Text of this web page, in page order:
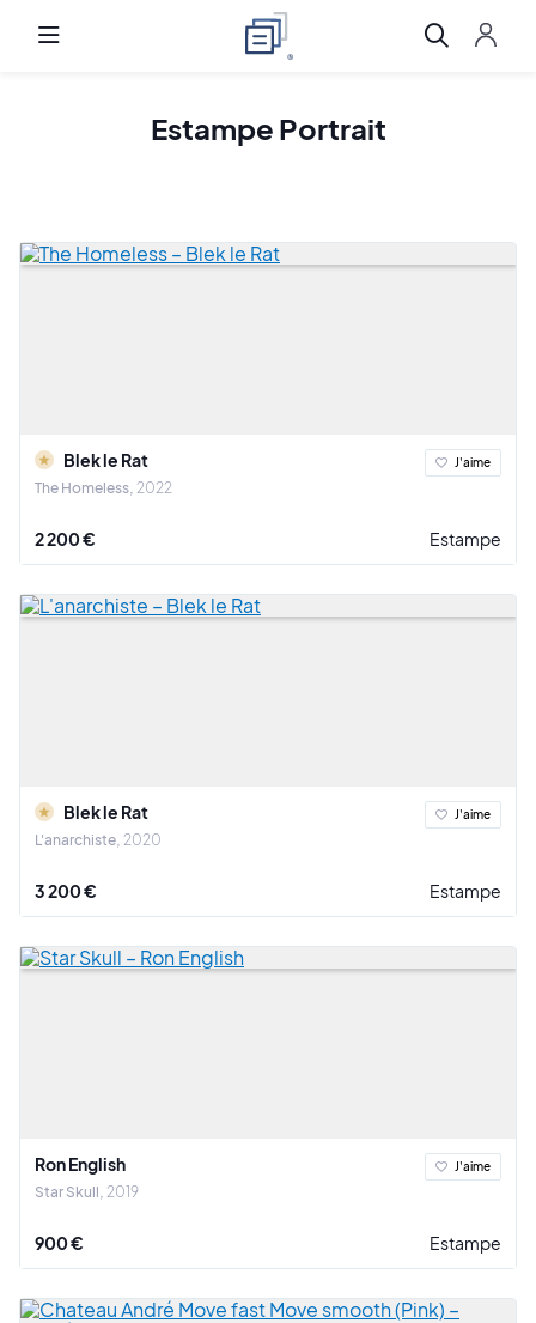
Estampe Portrait
Blek le Rat
The Homeless 2022
J'aime
2 200 € Estampe
Blek le Rat
L'anarchiste 2020
J'aime
3 200 € Estampe
Ron English
Star Skull 2019
J'aime
900 € Estampe